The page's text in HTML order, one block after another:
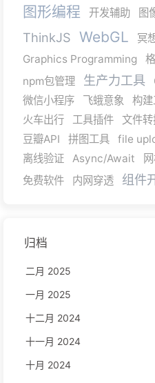
图形编程 开发辅助 图
ThinkJS WebGL
冥
Graphics Programming
npm包管理
生产力工具
微信小程序
飞蛾意象 构
火车出行
工具插件 文件
豆瓣API
拼图工具 file
离线验证
Async/Await
免费软件
内网穿透 组件
归档
二月 2025
一月 2025
十二月 2024
十一月 2024
十月 2024